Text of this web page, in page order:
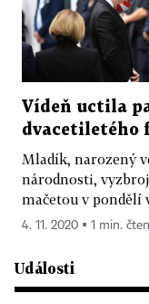
Vídeň uctila
dvacetiletého
Mladík, narozený
národnosti,
mačetou v pondělí
4. 11. 2020 ▪ 1 min.
Události